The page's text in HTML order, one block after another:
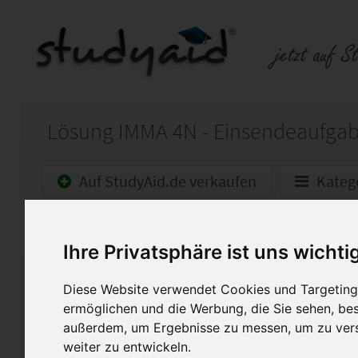
Ihre Privatsphäre ist uns
Diese Website verwendet Cookies und
ermöglichen und die Werbung, die Sie sehen,
außerdem, um Ergebnisse zu messen, um zu
weiter zu entwickeln.
Auf StudyAid.de verkaufen
Nach meinem
habe ich als Vorbereitung
gepr. Immobilienmakler ILS